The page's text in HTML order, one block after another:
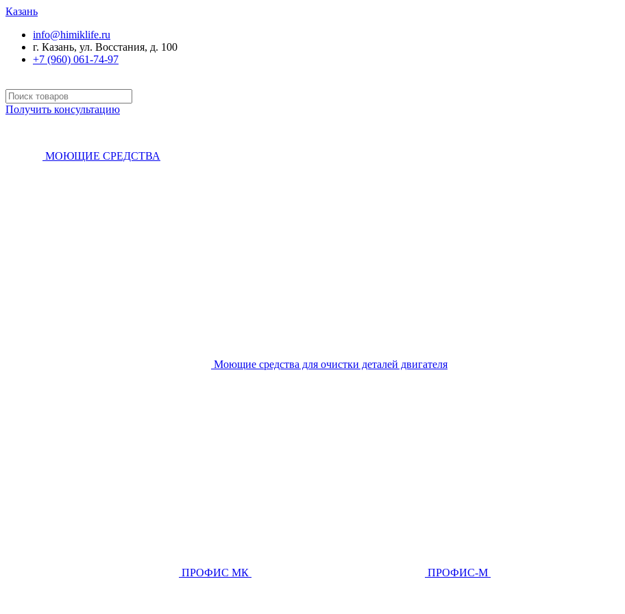
Казань
info@himiklife.ru
г. Казань, ул. Восстания, д. 100
+7 (960) 061-74-97
Получить консультацию
МОЮЩИЕ СРЕДСТВА
Моющие средства для очистки деталей двигателя
ПРОФИС МК ПРОФИС-М